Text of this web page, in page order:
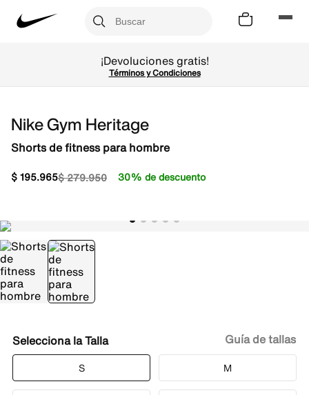
¡Devoluciones gratis!
Términos y Condiciones
Nike Gym Heritage
Shorts de fitness para hombre
$279.950
$195.965 30% de descuento
Talla
S M
Guía de tallas